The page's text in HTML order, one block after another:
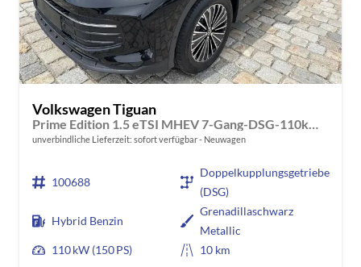
Volkswagen Tiguan
Prime Edition 1.5 eTSI MHEV 7-Gang-DSG-110kW/150PS-elektr. AHK-USB-AndroidAuto&AppleCarPlay-DAB-Bluetooth-ACC inkl. Travelassistent-3-Zonen-Klima-SHZ-LED-Fernlichtassist.-360°Kamera-2xPDC-WINTER-SUNSET-ALU18"-Ambientelicht-sofort verfügbar
unverbindliche Lieferzeit: sofort verfügbar Neuwagen
100688
Doppelkupplungsgetriebe
(DSG)
Hybrid Benzin
Grenadillaschwarz
Metallic
110 kW (150 PS)
10 km